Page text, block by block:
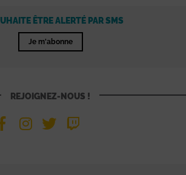
ÊTRE ALERTÉ PAR SMS
Je m'abonne
REJOIGNEZ-NOUS !